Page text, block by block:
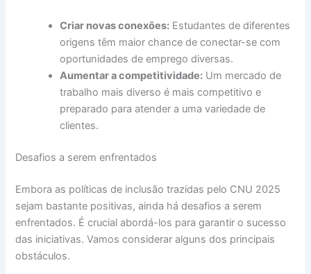
Criar novas conexões: Estudantes de diferentes
origens têm maior chance de conectar-se com
oportunidades de emprego diversas.
Aumentar a competitividade: Um mercado de
trabalho mais diverso é mais competitivo e
preparado para atender a uma variedade de
clientes.
Desafios a serem enfrentados
Embora as políticas de inclusão trazidas pelo CNU 2025
sejam bastante positivas, ainda há desafios a serem
enfrentados. É crucial abordá-los para garantir o sucesso
das iniciativas. Vamos considerar alguns dos principais
obstáculos.